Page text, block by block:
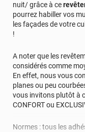
nuit/ grâce à ce
pourrez habiller vos
les façades de votre
!
A noter que les
considérés comme
En effet, nous vous
planes ou peu
vous invitons plutôt à
CONFORT ou
Normes : tous les